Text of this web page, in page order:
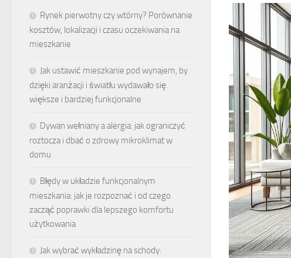
Rynek pierwotny czy wtórny? Porównanie
kosztów, lokalizacji i czasu oczekiwania na
mieszkanie
Jak ustawić mieszkanie pod wynajem, by
dzięki aranżacji i światłu wydawało się
większe i bardziej funkcjonalne
Dywan wełniany a alergia: jak ograniczyć
roztocza i dbać o zdrowy mikroklimat w
domu
Błędy w układzie funkcjonalnym
mieszkania: jak je rozpoznać i od czego
zacząć poprawki dla lepszego komfortu
użytkowania
Jak wybrać wykładzinę na schody: